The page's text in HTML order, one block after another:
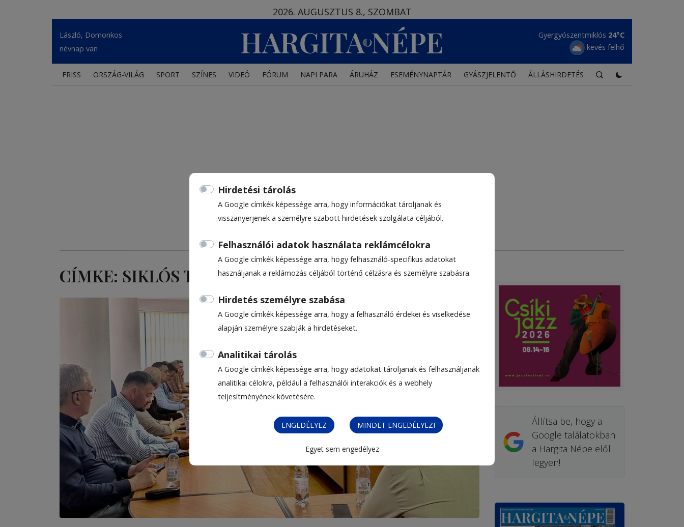
Hirdetési tárolás
A Google címkék képessége arra, hogy információkat tároljanak és
visszanyerjenek a személyre szabott hirdetések szolgálata céljából.
Felhasználói adatok használata reklámcélokra
A Google címkék képessége arra, hogy felhasználó-specifikus adatokat
használjanak a reklámozás céljából történő célzásra és személyre szabásra.
Hirdetés személyre szabása
A Google címkék képessége arra, hogy a felhasználó érdekei és viselkedése
alapján személyre szabják a hirdetéseket.
Analitikai tárolás
A Google címkék képessége arra, hogy adatokat tároljanak és felhasználjanak
analitikai célokra, például a felhasználói interakciók és a webhely
teljesítményének követésére.
ENGEDÉLYEZ MINDET ENGEDÉLYEZI
Egyet sem engedélyez
2026. AUGUSZTUS 8., SZOMBAT
László, Domonkos
névnap van
Gyergyószentmiklós 24°C
kevés felhő
FRISS ORSZÁG-VILÁG SPORT SZÍNES VIDEÓ FÓRUM NAPI PARA ÁRUHÁZ ESEMÉNYNAPTÁR GYÁSZJELENTŐ ÁLLÁSHIRDETÉS
CÍMKE: SIKLÓS TELEPÜLÉS
Állítsa be, hogy a
Google találatokban
a Hargita Népe elől
legyen!